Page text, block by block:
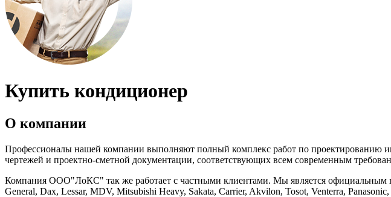
Купить кондиционер
О компании
Профессионалы нашей компании выполняют полный комплекс работ по проектированию
чертежей и проектно-сметной документации, соответствующих всем современным
Компания ООО"ЛоКС" так же работает с частными клиентами. Мы является официальным
General, Dax, Lessar, MDV, Mitsubishi Heavy, Sakata, Carrier, Akvilon, Tosot, Venterra,